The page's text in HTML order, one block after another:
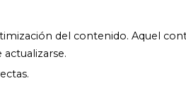
del contenido. Aquel